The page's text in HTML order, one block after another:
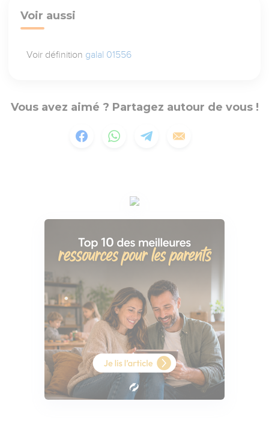
Voir aussi
Voir définition galal 01556
Vous avez aimé ? Partagez autour de vous !